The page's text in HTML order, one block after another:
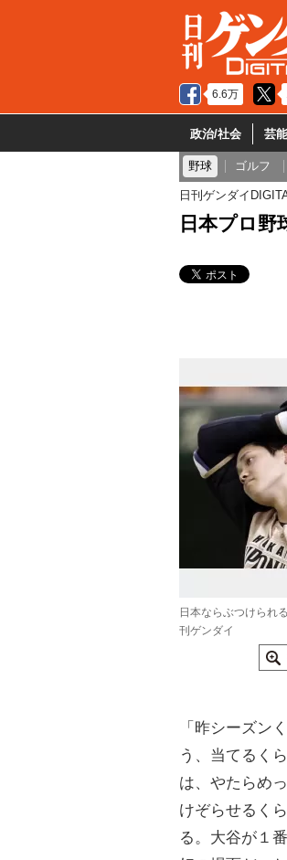
6.6万
政治/社会 芸能
野球 ゴルフ
日刊ゲンダイ
日本プロ野
日本ならぶつけられ
刊ゲンダイ
「昨シーズン
う、当てるく
は、やたらめ
けぞらせるく
る。大谷が１